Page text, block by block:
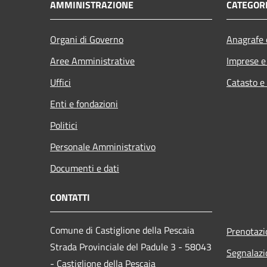
AMMINISTRAZIONE
Organi di Governo
Aree Amministrative
Uffici
Enti e fondazioni
Politici
Personale Amministrativo
Documenti e dati
Imprese
Catasto
CONTATTI
Comune di Castiglione della Pescaia
Strada Provinciale del Padule 3 - 58043
- Castiglione della Pescaia